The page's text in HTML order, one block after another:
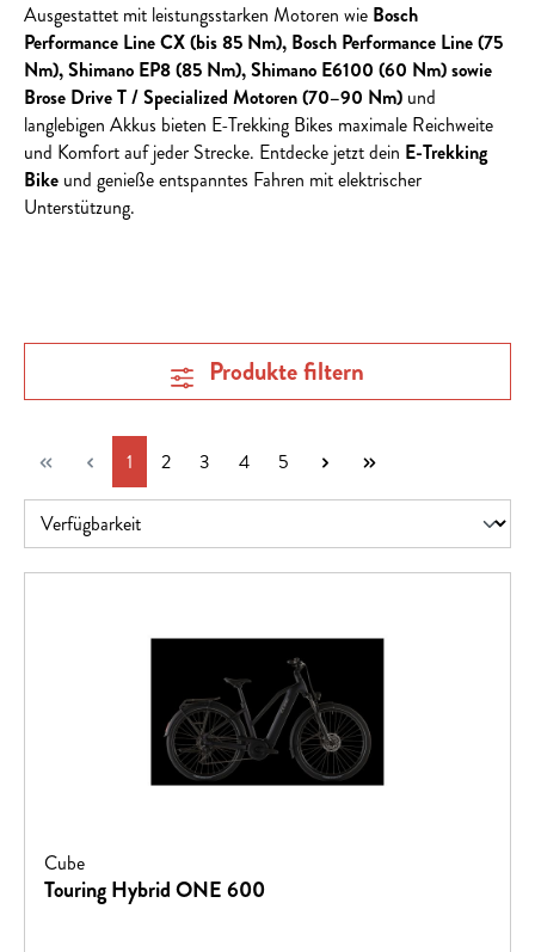
Ausgestattet mit leistungsstarken Motoren wie Bosch
Performance Line CX (bis 85 Nm), Bosch Performance Line (75
Nm), Shimano EP8 (85 Nm), Shimano E6100 (60 Nm) sowie
Brose Drive T / Specialized Motoren (70–90 Nm) und
langlebigen Akkus bieten E-Trekking Bikes maximale Reichweite
und Komfort auf jeder Strecke. Entdecke jetzt dein E-Trekking
Bike und genieße entspanntes Fahren mit elektrischer
Unterstützung.
Produkte filtern
Seite
1 Seite
2 Seite
3 Seite
4 Seite
5
Cube
Touring Hybrid ONE 600